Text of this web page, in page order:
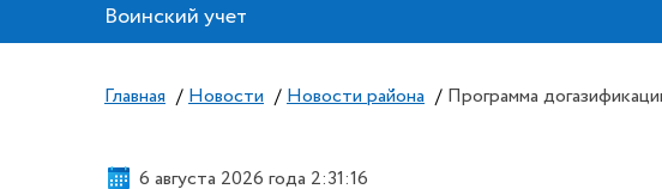
Воинский учет
Главная / Новости / Новости района / Программа
6 августа 2026 года 2:31:16